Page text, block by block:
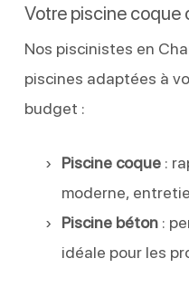
Votre piscine coque
Nos piscinistes en
piscines adaptées à
budget :
Piscine coque:
moderne,
Piscine béton:
idéale pour les